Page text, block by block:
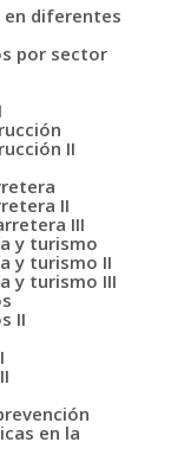
en diferentes
por sector
II
II
III
y turismo
y turismo II
y turismo III
II
en la